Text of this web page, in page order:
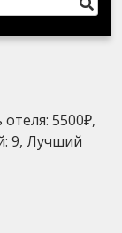
5500₽,
9, Лучший